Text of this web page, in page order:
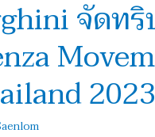
จัดท